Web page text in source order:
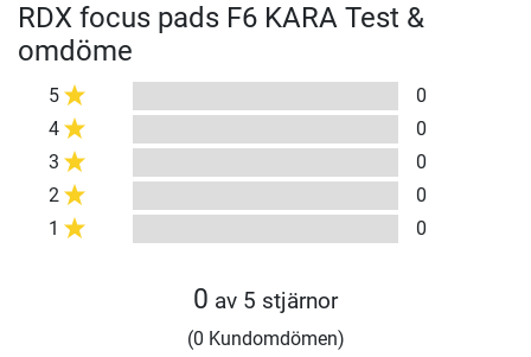
RDX focus pads F6 KARA Test &
omdöme
5
0
4
0
3
0
2
0
1
0
0 av 5 stjärnor
(0 Kundomdömen)